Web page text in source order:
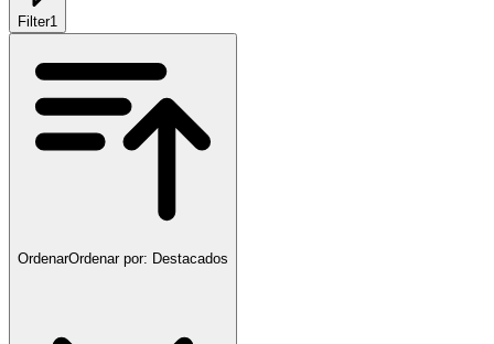
Filter1
OrdenarOrdenar por: Destacados